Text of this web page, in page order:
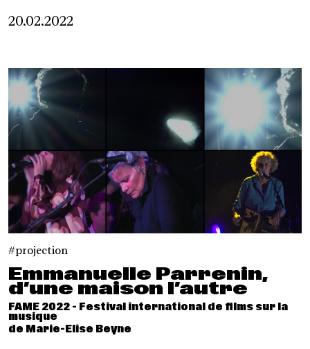
20.02.2022
projection
Emmanuelle Parrenin,
d’une maison l’autre
FAME 2022 - Festival international de films sur la
musique
de Marie-Elise Beyne